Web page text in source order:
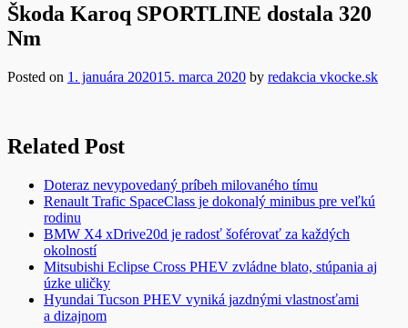
Škoda Karoq SPORTLINE dostala 320
Nm
Posted on 1. januára 202015. marca 2020 by redakcia vkocke.sk
Related Post
Doteraz nevypovedaný príbeh milovaného tímu
Renault Trafic SpaceClass je dokonalý minibus pre veľkú
rodinu
BMW X4 xDrive20d je radosť šoférovať za každých
okolností
Mitsubishi Eclipse Cross PHEV zvládne blato, stúpania aj
úzke uličky
Hyundai Tucson PHEV vyniká jazdnými vlastnosťami
a dizajnom